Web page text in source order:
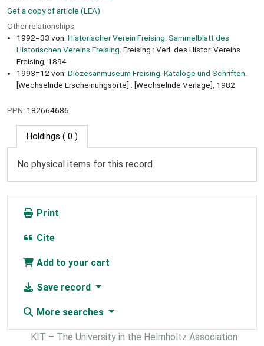
Get a copy of article (LEA)
Other relationships:
1992=33 von: Historischer Verein Freising. Sammelblatt des
Historischen Vereins Freising. Freising : Verl. des Histor. Vereins
Freising, 1894
1993=12 von: Diözesanmuseum Freising. Kataloge und Schriften.
[Wechselnde Erscheinungsorte] : [Wechselnde Verlage], 1982
PPN: 182664686
Holdings ( 0 )
No physical items for this record
Print
Cite
Add to your cart
Save record
More searches
KIT – The University in the Helmholtz Association